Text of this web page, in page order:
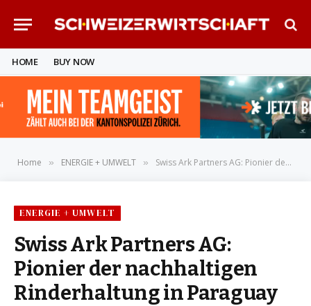
HOME BUY NOW
Home » ENERGIE + UMWELT » Swiss Ark Partners AG: Pionier der nachhaltigen Rinderhaltung in Paraguay
ENERGIE + UMWELT
Swiss Ark Partners AG:
Pionier der nachhaltigen
Rinderhaltung in Paraguay